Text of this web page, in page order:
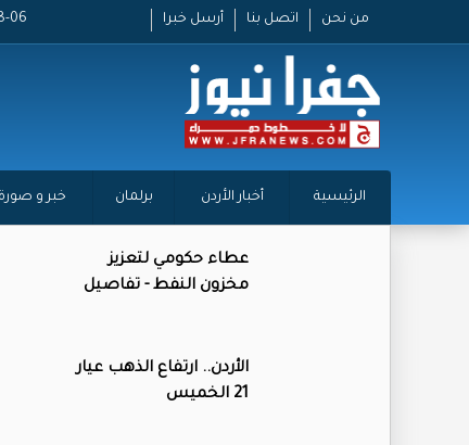
من نحن اتصل بنا أرسل خبرا 2026-
الرئيسية أخبار الأردن برلمان خبر و صورة
عطاء حكومي لتعزيز
مخزون النفط - تفاصيل
الأردن.. ارتفاع الذهب عيار
21 الخميس